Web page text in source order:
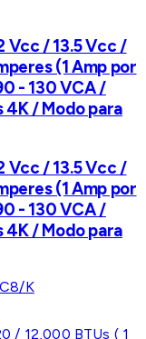
Vcc / 13.5 Vcc /
(1 Amp por
- 130 VCA /
4K / Modo para
Vcc / 13.5 Vcc /
(1 Amp por
- 130 VCA /
4K / Modo para
K